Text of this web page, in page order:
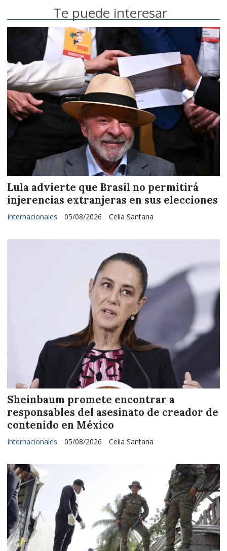
Te puede interesar
Lula advierte que Brasil no permitirá
injerencias extranjeras en sus elecciones
Celia Santana
Internacionales 05/08/2026
Sheinbaum promete encontrar a
responsables del asesinato de creador de
contenido en México
Celia Santana
Internacionales 05/08/2026